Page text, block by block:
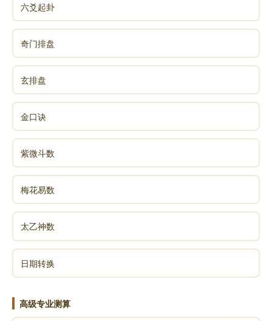
六爻起卦
奇门排盘
玄排盘
金口诀
紫微斗数
梅花易数
太乙神数
日期转换
高级专业测算